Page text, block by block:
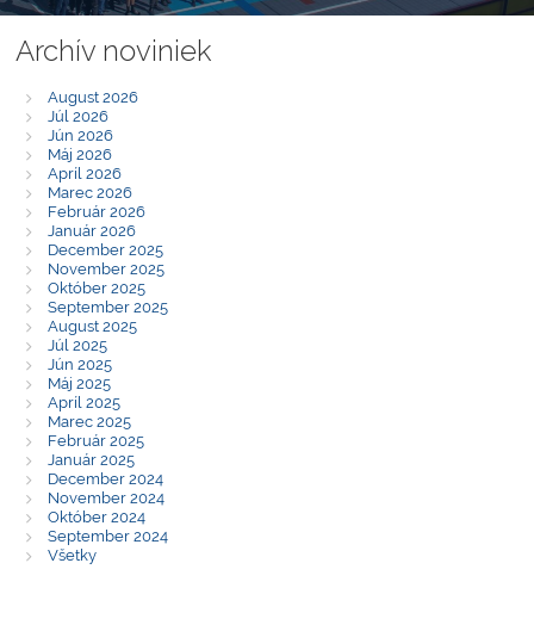
Archív noviniek
August 2026
Júl 2026
Jún 2026
Máj 2026
Apríl 2026
Marec 2026
Február 2026
Január 2026
December 2025
November 2025
Október 2025
September 2025
August 2025
Júl 2025
Jún 2025
Máj 2025
Apríl 2025
Marec 2025
Február 2025
Január 2025
December 2024
November 2024
Október 2024
September 2024
Všetky